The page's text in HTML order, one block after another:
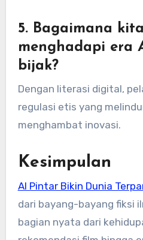
5. Bagaimana
menghadapi era
bijak?
Dengan literasi digital,
regulasi etis yang
menghambat inovasi.
Kesimpulan
AI Pintar Bikin Dunia
dari bayang-bayang fiksi
bagian nyata dari